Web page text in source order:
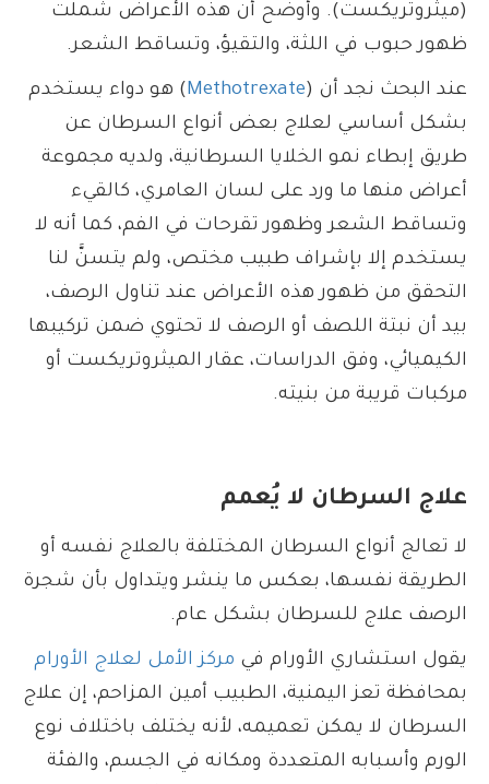
(ميثروتريكست). وأوضح أن هذه الأعراض شملت
ظهور حبوب في اللثة، والتقيؤ، وتساقط الشعر.
عند البحث نجد أن (Methotrexate) هو دواء يستخدم
بشكل أساسي لعلاج بعض أنواع السرطان عن
طريق إبطاء نمو الخلايا السرطانية، ولديه مجموعة
أعراض منها ما ورد على لسان العامري، كالقيء
وتساقط الشعر وظهور تقرحات في الفم، كما أنه لا
يستخدم إلا بإشراف طبيب مختص، ولم يتسنَّ لنا
التحقق من ظهور هذه الأعراض عند تناول الرصف،
بيد أن نبتة اللصف أو الرصف لا تحتوي ضمن تركيبها
الكيميائي، وفق الدراسات، عقار الميثروتريكست أو
مركبات قريبة من بنيته.
علاج السرطان لا يُعمم
لا تعالج أنواع السرطان المختلفة بالعلاج نفسه أو
الطريقة نفسها، بعكس ما ينشر ويتداول بأن شجرة
الرصف علاج للسرطان بشكل عام.
يقول استشاري الأورام في مركز الأمل لعلاج الأورام
بمحافظة تعز اليمنية، الطبيب أمين المزاحم، إن علاج
السرطان لا يمكن تعميمه، لأنه يختلف باختلاف نوع
الورم وأسبابه المتعددة ومكانه في الجسم، والفئة